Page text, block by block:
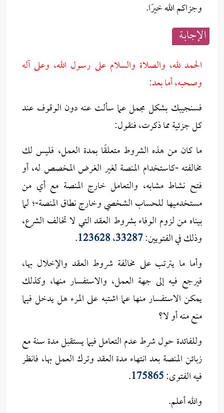
وجزاكم الله خيرًا.
الإجابــة
الحمد لله، والصلاة والسلام على رسول الله، وعلى آله
وصحبه، أما بعد:
فسنجيبك بشكل مجمل عما سألت عنه دون الوقوف عند
كل جزئية مما ذكرت، فنقول:
ما كان من هذه الشروط متعلقًا بمدة العمل، فليس لك
مخالفته -كاستخدام المنصة لغير الغرض المخصص له، أو
فتح نشاط مشابه، والتعامل خارج المنصة مع أي من
مستخدميها للحساب الشخصي وخارج نطاق المنصة-؛ لما
بيناه من لزوم الوفاء بشروط العقد التي لا تخالف الشرع،
وذلك في الفتويين:33287،123628
.
وأما ما يترتب على مخالفة شروط العقد والإخلال بها،
فيرجع فيه إلى جهة العمل، والاستفسار منها، وكذلك
يمكن الاستفسار منها عما اشتبه على المرء هل يدخل فيما
منع منه أو لا؟
وللفائدة حول شرط عدم التعامل فيما يستقبل مدة سنة مع
زبائن المنصة بعد انتهاء مدة العقد وترك العمل بها، فانظر
فيه الفتوى:175865
.
والله أعلم.